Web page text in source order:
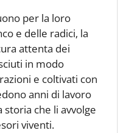
per la loro
e delle radici, la
attenta dei
in modo
e coltivati con
anni di lavoro
che li avvolge
viventi.